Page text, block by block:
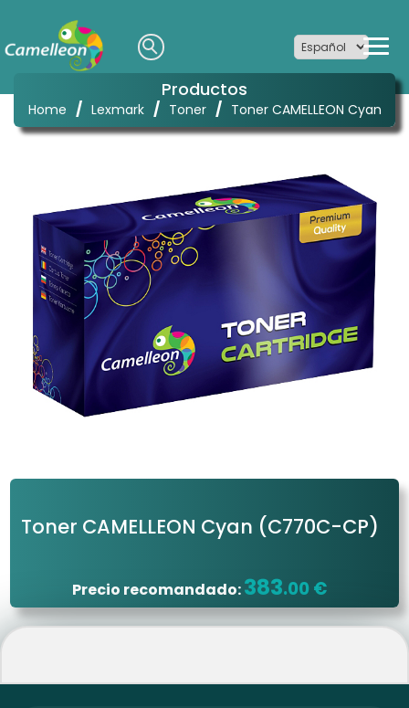
Productos
Home / Lexmark / Toner / Toner CAMELLEON Cyan
Toner CAMELLEON Cyan (C770C-CP)
Precio recomandado:383.00 €